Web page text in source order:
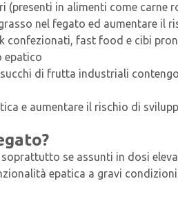
(presenti in alimenti come carne
nel fegato ed aumentare il
confezionati, fast food e cibi
epatico
succhi di frutta industriali
e aumentare il rischio di
soprattutto se assunti in dosi
epatica a gravi